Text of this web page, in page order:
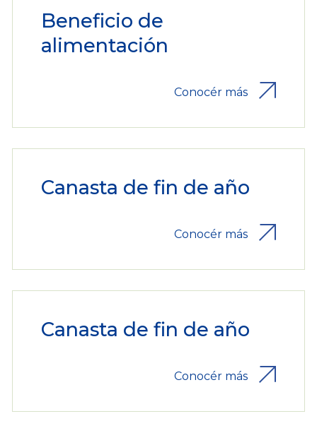
Beneficio de
alimentación
Conocér más
Canasta de fin de año
Conocér más
Canasta de fin de año
Conocér más